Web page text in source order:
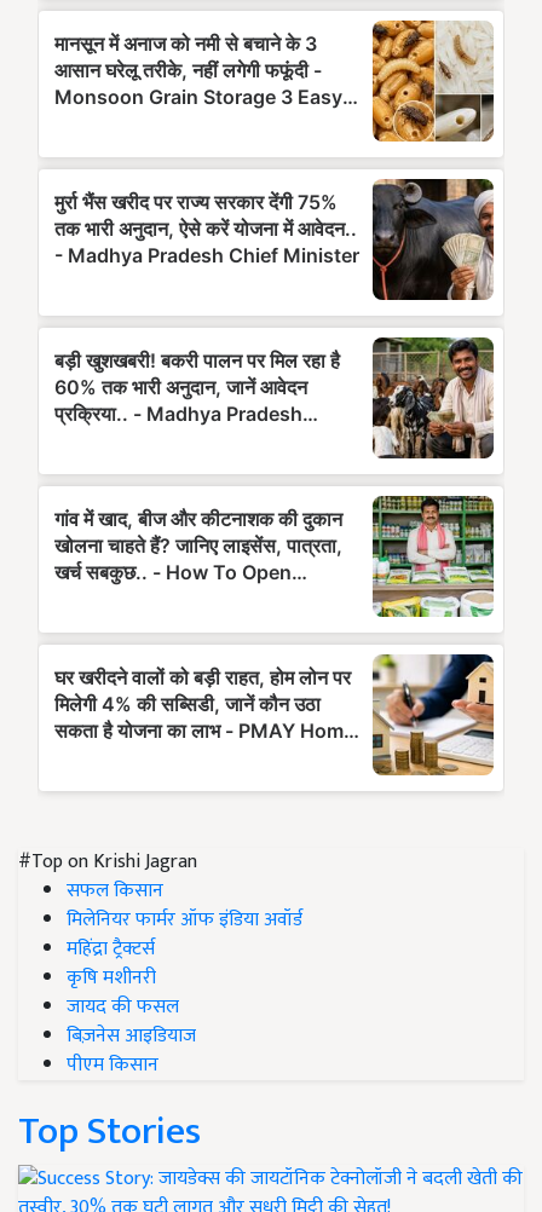
#Top on Krishi Jagran
सफल किसान
मिलेनियर फार्मर ऑफ इंडिया अवॉर्ड
महिंद्रा ट्रैक्टर्स
कृषि मशीनरी
जायद की फसल
बिज़नेस आइडियाज
पीएम किसान
Top Stories